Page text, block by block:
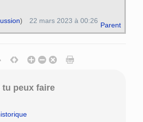
Parent
) 22 mars 2023 à 00:26
tu peux faire